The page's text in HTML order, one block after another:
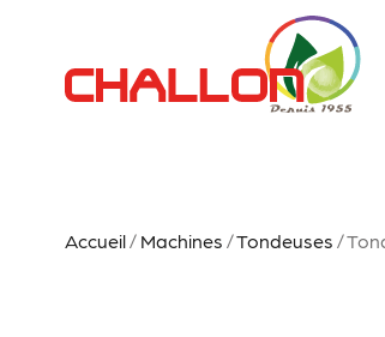
Accueil/ Machines /Tondeuses /